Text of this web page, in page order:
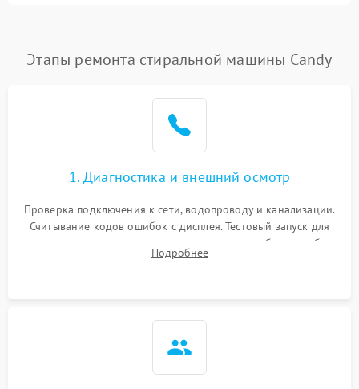
Замена платы управления Подробнее →
Этапы ремонта стиральной машины Candy
1. Диагностика и внешний осмотр
Проверка подключения к сети, водопроводу и канализации.
Считывание кодов ошибок с дисплея. Тестовый запуск для
выявления посторонних шумов, протечек или сбоев в работе
электронного модуля управления.
Подробнее